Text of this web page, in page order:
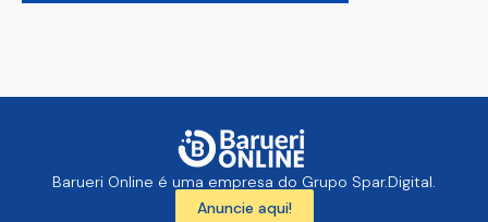
Barueri Online é uma empresa do Grupo Spar.Digital.
Anuncie aqui!